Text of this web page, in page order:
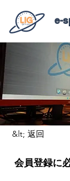
e-
&lt; 返回
会員登録に